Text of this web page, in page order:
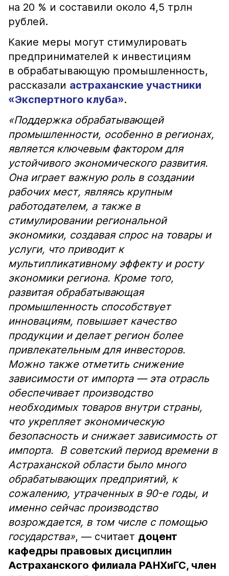
на 20 % и составили около 4,5 трлн
рублей.
Какие меры могут стимулировать
предпринимателей к инвестициям
в обрабатывающую промышленность,
рассказали астраханские участники
«Экспертного клуба».
«Поддержка обрабатывающей
промышленности, особенно в регионах,
является ключевым фактором для
устойчивого экономического развития.
Она играет важную роль в создании
рабочих мест, являясь крупным
работодателем, а также в
стимулировании региональной
экономики, создавая спрос на товары и
услуги, что приводит к
мультипликативному эффекту и росту
экономики региона. Кроме того,
развитая обрабатывающая
промышленность способствует
инновациям, повышает качество
продукции и делает регион более
привлекательным для инвесторов.
Можно также отметить снижение
зависимости от импорта — эта отрасль
обеспечивает производство
необходимых товаров внутри страны,
что укрепляет экономическую
безопасность и снижает зависимость от
импорта. В советский период времени в
Астраханской области было много
обрабатывающих предприятий, к
сожалению, утраченных в 90-е годы, и
именно сейчас производство
возрождается, в том числе с помощью
государства», — считает доцент
кафедры правовых дисциплин
Астраханского филиала РАНХиГС, член